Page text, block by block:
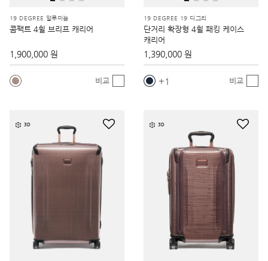
19 DEGREE 알루미늄
콤팩트 4휠 브리프 캐리어
1,900,000 원
비교
19 DEGREE 19 디그리
단거리 확장형 4휠 패킹 케이스
캐리어
1,390,000 원
1 비교
3D 3D